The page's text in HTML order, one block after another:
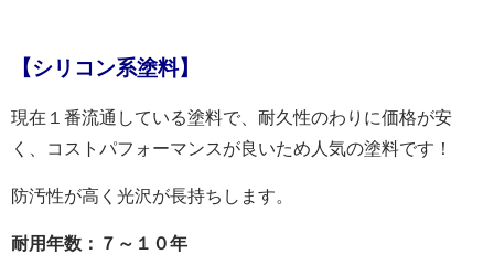
【シリコン系塗料】
現在１番流通している塗料で、耐久性のわりに価格が安
く、コストパフォーマンスが良いため人気の塗料です！
防汚性が高く光沢が長持ちします。
耐用年数：７～１０年